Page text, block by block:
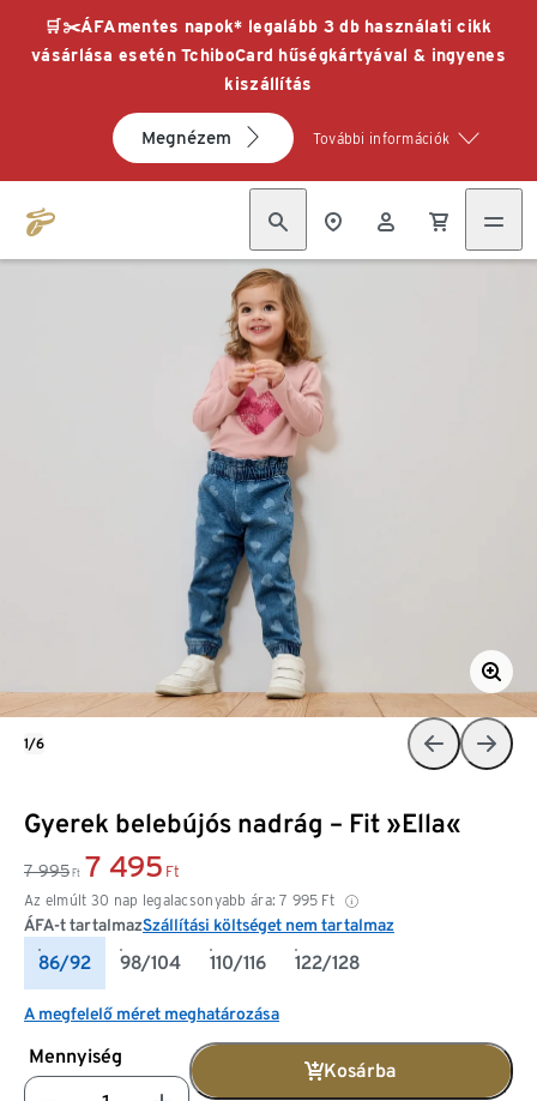
🛒✂️ÁFAmentes napok* legalább 3 db használati cikk
vásárlása esetén TchiboCard hűségkártyával & ingyenes
kiszállítás
Megnézem További információk
Gyerek belebújós nadrág – Fit »Ella«
7 995 Ft 7 495 Ft
Az elmúlt 30 nap legalacsonyabb ára: 7 995 Ft
ÁFA-t tartalmazSzállítási költséget nem tartalmaz
86/92 98/104 110/116 122/128
A megfelelő méret meghatározása
Mennyiség
Kosárba
1/6